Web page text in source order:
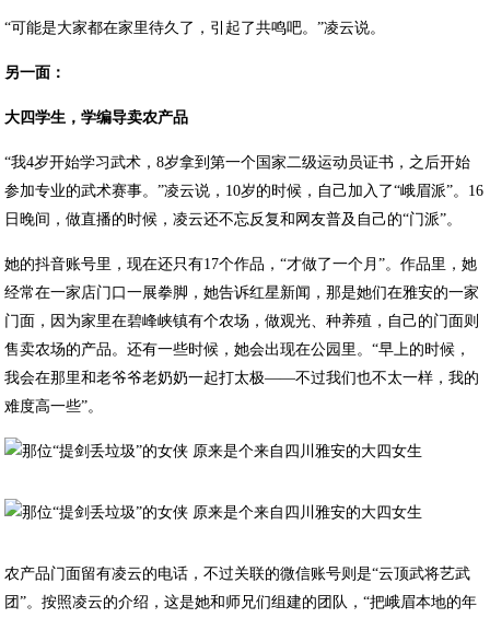
“可能是大家都在家里待久了，引起了共鸣吧。”凌云说。
另一面：
大四学生，学编导卖农产品
“我4岁开始学习武术，8岁拿到第一个国家二级运动员证书，之后开始
参加专业的武术赛事。”凌云说，10岁的时候，自己加入了“峨眉派”。16
日晚间，做直播的时候，凌云还不忘反复和网友普及自己的“门派”。
她的抖音账号里，现在还只有17个作品，“才做了一个月”。作品里，她
经常在一家店门口一展拳脚，她告诉红星新闻，那是她们在雅安的一家
门面，因为家里在碧峰峡镇有个农场，做观光、种养殖，自己的门面则
售卖农场的产品。还有一些时候，她会出现在公园里。“早上的时候，
我会在那里和老爷爷老奶奶一起打太极——不过我们也不太一样，我的
难度高一些”。
农产品门面留有凌云的电话，不过关联的微信账号则是“云顶武将艺武
团”。按照凌云的介绍，这是她和师兄们组建的团队，“把峨眉本地的年